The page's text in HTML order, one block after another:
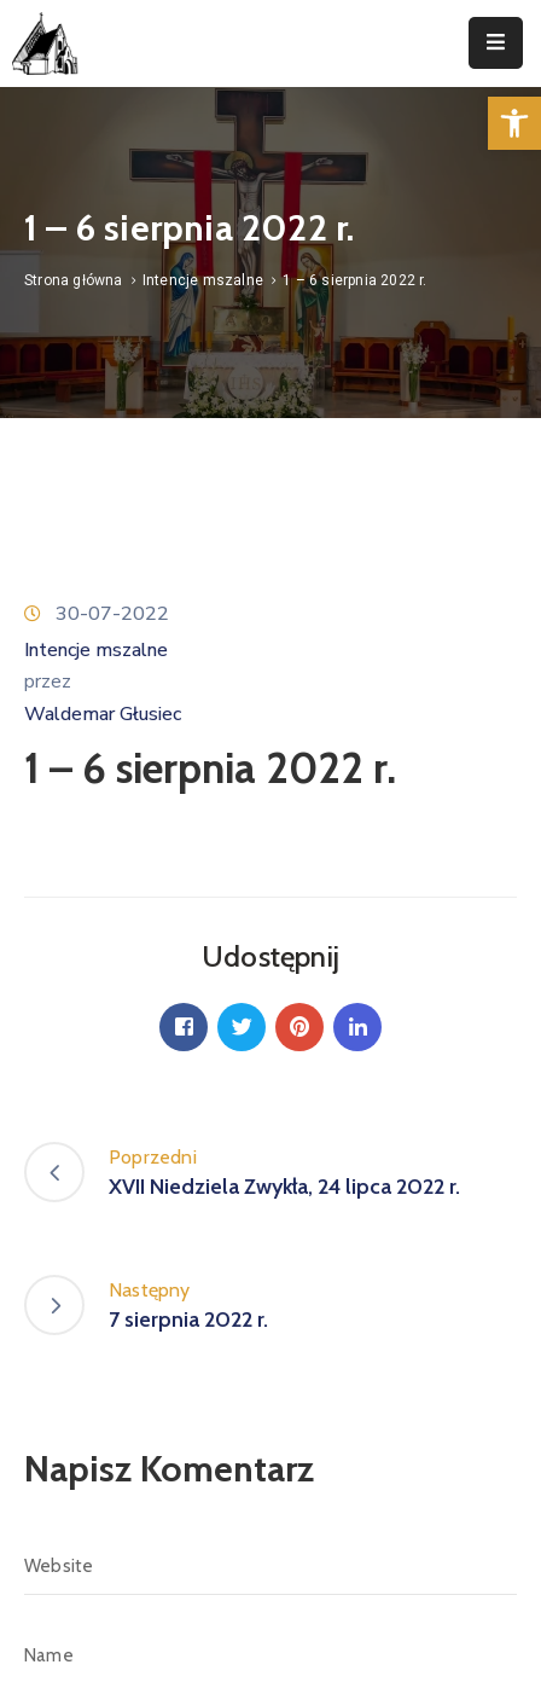
Duszpasterstwo
Cmentarz
Kancelaria
1 – 6 sierpnia 2022 r.
Strona główna Intencje mszalne 1 – 6 sierpnia 2022 r.
30-07-2022
Intencje mszalne
przez
Waldemar Głusiec
1 – 6 sierpnia 2022 r.
Udostępnij
Poprzedni
XVII Niedziela Zwykła, 24 lipca 2022 r.
Następny
7 sierpnia 2022 r.
Napisz Komentarz